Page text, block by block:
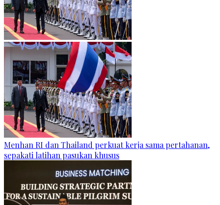
Menhan RI dan Thailand perkuat kerja sama pertahanan,
sepakati latihan pasukan khusus